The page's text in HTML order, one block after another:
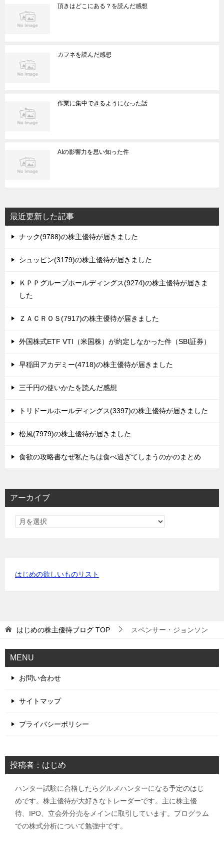
頂きはどこにある？を読んだ感想
カフネを読んだ感想
作業に集中できるようになった話
AIの影響力を思い知った件
最近更新した記事
ナック(9788)の株主優待が届きました
シュッピン(3179)の株主優待が届きました
ＫＰＰグループホールディングス(9274)の株主優待が届きま
した
ＺＡＣＲＯＳ(7917)の株主優待が届きました
外国株式ETF VTI（米国株）が約定しなかった件（SBI証券）
早稲田アカデミー(4718)の株主優待が届きました
三千円の使いかたを読んだ感想
トリドールホールディングス(3397)の株主優待が届きました
松風(7979)の株主優待が届きました
食欲の攻略書なぜ私たちは食べ過ぎてしまうのかのまとめ
アーカイブ
はじめの欲しいものリスト
はじめの株主優待ブログ TOP スペンサー・ジョンソン
MENU
お問い合わせ
サイトマップ
プライバシーポリシー
投稿者：はじめ
ハンター試験に合格したらグルメハンターになる予定のはじ
めです。株主優待が大好きなトレーダーです。主に株主優
待、IPO、立会外分売をメインに取引しています。プログラム
での株式分析について勉強中です。